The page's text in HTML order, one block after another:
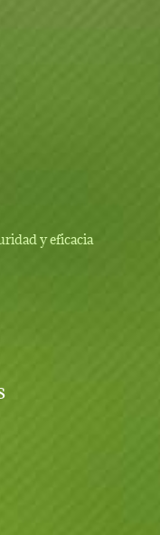
y eficacia